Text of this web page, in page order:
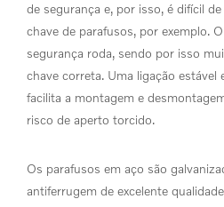
de segurança e, por isso, é difícil
chave de parafusos, por exemplo.
segurança roda, sendo por isso
chave correta. Uma ligação estável
facilita a montagem e
risco de aperto torcido.
Os parafusos em aço são
antiferrugem de excelente